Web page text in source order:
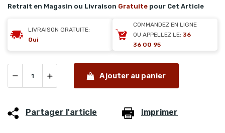
Retrait en Magasin ou Livraison Gratuite pour Cet Article
LIVRAISON GRATUITE:
Oui
COMMANDEZ EN LIGNE
OU APPELLEZ LE: 36
36 00 95
Ajouter au panier
Partager l'article Imprimer